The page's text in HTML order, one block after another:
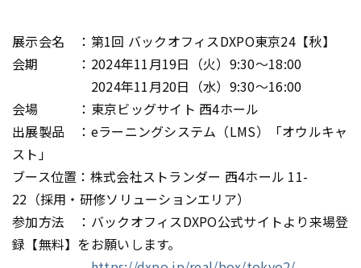
展示会名 ：第1回 バックオフィスDXPO東京24【秋】
会期 ：2024年11月19日（火）9:30～18:00
2024年11月20日（水）9:30～16:00
会場 ：東京ビッグサイト 西4ホール
出展製品 ：eラーニングシステム（LMS）「オウルキャ
スト」
ブース位置：株式会社ストランダー 西4ホール 11-
22（採用・研修ソリューションエリア）
参加方法 ：バックオフィスDXPO公式サイトより来場登
録【無料】をお願いします。